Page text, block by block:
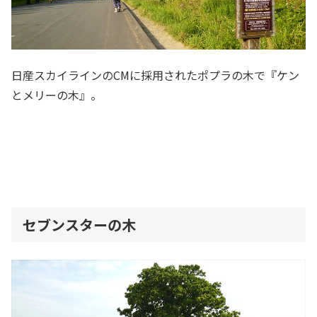
日産スカイラインのCMに採用されたポプラの木で『ケン
とメリーの木』。
セブンスターの木